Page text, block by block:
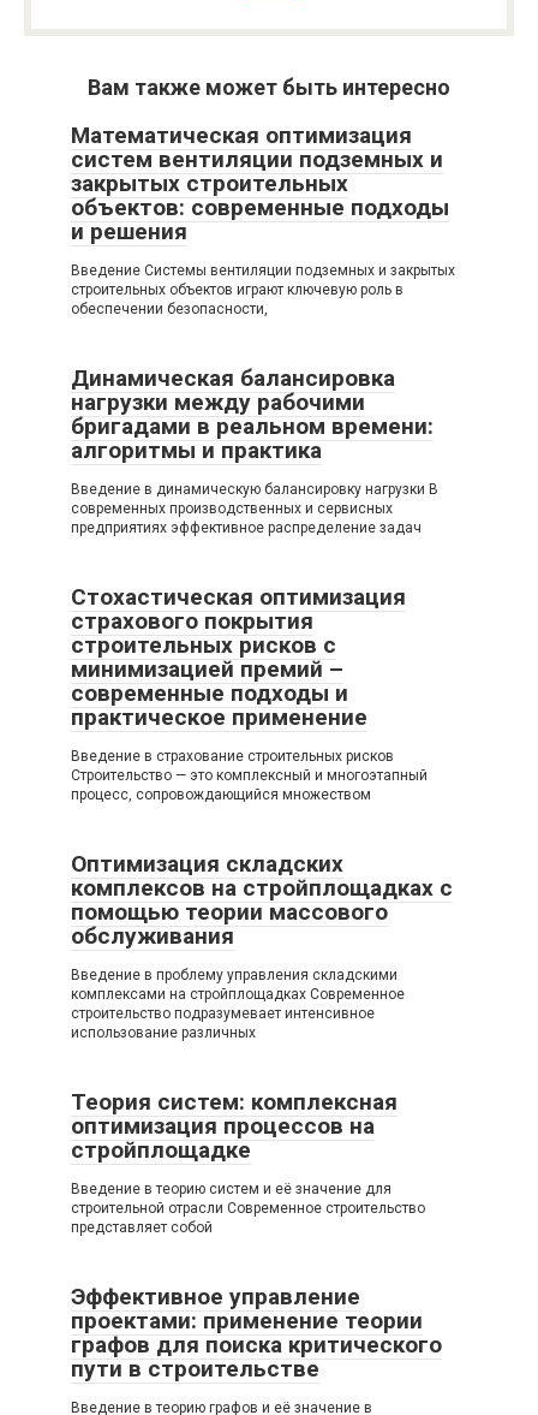
Вам также может быть интересно
Математическая оптимизация
систем вентиляции подземных и
закрытых строительных
объектов: современные подходы
и решения
Введение Системы вентиляции подземных и закрытых
строительных объектов играют ключевую роль в
обеспечении безопасности,
Динамическая балансировка
нагрузки между рабочими
бригадами в реальном времени:
алгоритмы и практика
Введение в динамическую балансировку нагрузки В
современных производственных и сервисных
предприятиях эффективное распределение задач
Стохастическая оптимизация
страхового покрытия
строительных рисков с
минимизацией премий –
современные подходы и
практическое применение
Введение в страхование строительных рисков
Строительство — это комплексный и многоэтапный
процесс, сопровождающийся множеством
Оптимизация складских
комплексов на стройплощадках с
помощью теории массового
обслуживания
Введение в проблему управления складскими
комплексами на стройплощадках Современное
строительство подразумевает интенсивное
использование различных
Теория систем: комплексная
оптимизация процессов на
стройплощадке
Введение в теорию систем и её значение для
строительной отрасли Современное строительство
представляет собой
Эффективное управление
проектами: применение теории
графов для поиска критического
пути в строительстве
Введение в теорию графов и её значение в